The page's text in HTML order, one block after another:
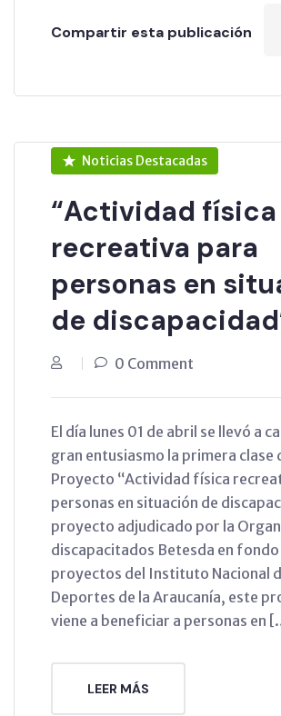
Compartir esta publicación
Noticias Destacadas
“Actividad física
recreativa para
personas en
de
0 Comment
El día lunes 01 de abril se llevó a
gran entusiasmo la primera clase
Proyecto “Actividad física
personas en situación de
proyecto adjudicado por la
discapacitados Betesda en fondo
proyectos del Instituto Nacional
Deportes de la Araucanía, este
viene a beneficiar a personas en
LEER MÁS